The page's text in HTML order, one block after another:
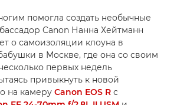
помогла создать необычные
Canon Нанна Хейтманн
о самоизоляции клоуна в
в Москве, где она со своим
первых недель
привыкнуть к новой
на камеру Canon EOS R с